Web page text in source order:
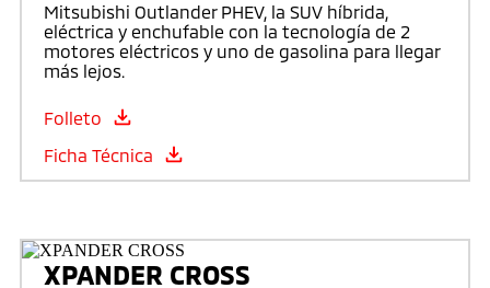
Mitsubishi Outlander PHEV, la SUV híbrida,
eléctrica y enchufable con la tecnología de 2
motores eléctricos y uno de gasolina para llegar
más lejos.
Folleto
Ficha Técnica
XPANDER CROSS